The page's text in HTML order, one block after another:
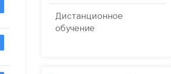
Дистанционное
обучение